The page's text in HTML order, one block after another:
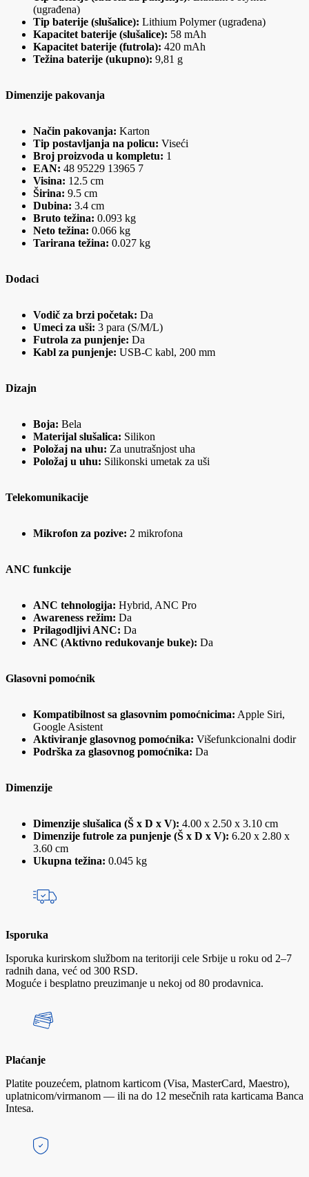
(ugrađena)
Tip baterije (slušalice): Lithium Polymer (ugrađena)
Kapacitet baterije (slušalice): 58 mAh
Kapacitet baterije (futrola): 420 mAh
Težina baterije (ukupno): 9,81 g
Dimenzije pakovanja
Način pakovanja: Karton
Tip postavljanja na policu: Viseći
Broj proizvoda u kompletu: 1
EAN: 48 95229 13965 7
Visina: 12.5 cm
Širina: 9.5 cm
Dubina: 3.4 cm
Bruto težina: 0.093 kg
Neto težina: 0.066 kg
Tarirana težina: 0.027 kg
Dodaci
Vodič za brzi početak: Da
Umeci za uši: 3 para (S/M/L)
Futrola za punjenje: Da
Kabl za punjenje: USB-C kabl, 200 mm
Dizajn
Boja: Bela
Materijal slušalica: Silikon
Položaj na uhu: Za unutrašnjost uha
Položaj u uhu: Silikonski umetak za uši
Telekomunikacije
Mikrofon za pozive: 2 mikrofona
ANC funkcije
ANC tehnologija: Hybrid, ANC Pro
Awareness režim: Da
Prilagodljivi ANC: Da
ANC (Aktivno redukovanje buke): Da
Glasovni pomoćnik
Kompatibilnost sa glasovnim pomoćnicima: Apple Siri,
Google Asistent
Aktiviranje glasovnog pomoćnika: Višefunkcionalni dodir
Podrška za glasovnog pomoćnika: Da
Dimenzije
Dimenzije slušalica (Š x D x V): 4.00 x 2.50 x 3.10 cm
Dimenzije futrole za punjenje (Š x D x V): 6.20 x 2.80 x
3.60 cm
Ukupna težina: 0.045 kg
Isporuka
Isporuka kurirskom službom na teritoriji cele Srbije u roku od 2–7
radnih dana, već od 300 RSD.
Moguće i besplatno preuzimanje u nekoj od 80 prodavnica.
Plaćanje
Platite pouzećem, platnom karticom (Visa, MasterCard, Maestro),
uplatnicom/virmanom — ili na do 12 mesečnih rata karticama Banca
Intesa.